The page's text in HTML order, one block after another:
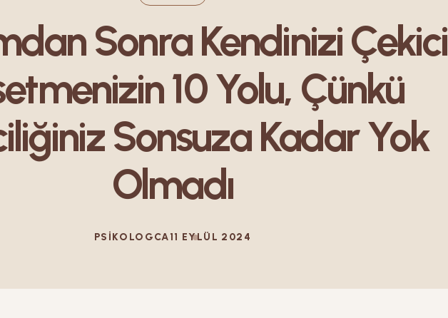
Sonra Kendinizi Çekici
10 Yolu, Çünkü
Sonsuza Kadar Yok
Olmadı
PSIKOLOGCA11 EYLÜL 2024